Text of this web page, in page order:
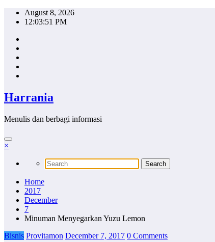
Skip
August 8, 2026
12:03:52 PM
Harrania
Menulis dan berbagi informasi
×
Home
2017
December
7
Minuman Menyegarkan Yuzu Lemon
Bisnis Provitamon December 7, 2017 0 Comments